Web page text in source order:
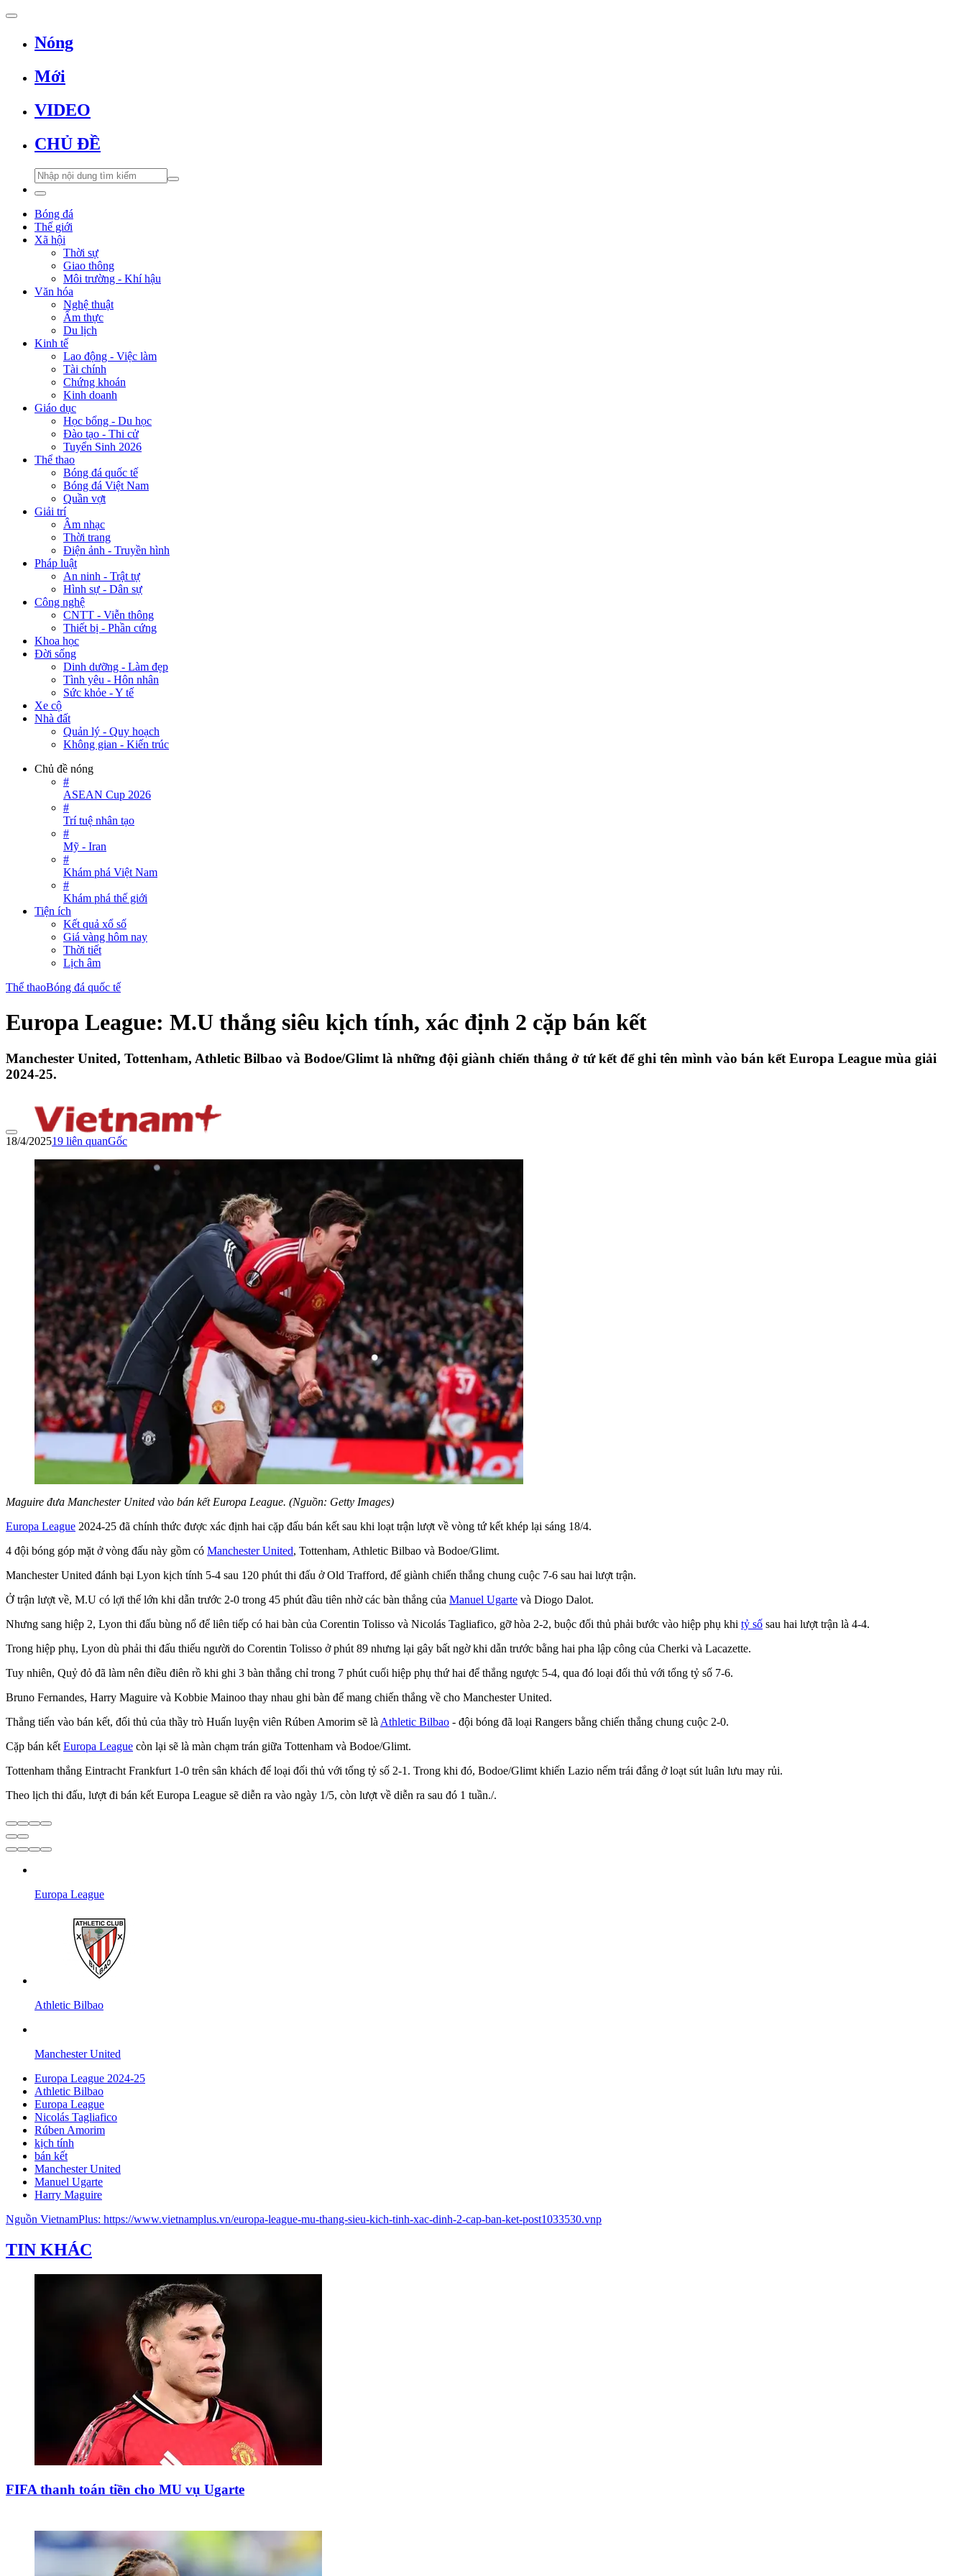
Nóng
Mới
VIDEO
CHỦ ĐỀ
Bóng đá
Thế giới
Xã hội
Thời sự
Giao thông
Môi trường - Khí hậu
Văn hóa
Nghệ thuật
Ẩm thực
Du lịch
Kinh tế
Lao động - Việc làm
Tài chính
Chứng khoán
Kinh doanh
Giáo dục
Học bổng - Du học
Đào tạo - Thi cử
Tuyển Sinh 2026
Thể thao
Bóng đá quốc tế
Bóng đá Việt Nam
Quần vợt
Giải trí
Âm nhạc
Thời trang
Điện ảnh - Truyền hình
Pháp luật
An ninh - Trật tự
Hình sự - Dân sự
Công nghệ
CNTT - Viễn thông
Thiết bị - Phần cứng
Khoa học
Đời sống
Dinh dưỡng - Làm đẹp
Tình yêu - Hôn nhân
Sức khỏe - Y tế
Xe cộ
Nhà đất
Quản lý - Quy hoạch
Không gian - Kiến trúc
Chủ đề nóng
#
ASEAN Cup 2026
#
Trí tuệ nhân tạo
#
Mỹ - Iran
#
Khám phá Việt Nam
#
Khám phá thế giới
Tiện ích
Kết quả xổ số
Giá vàng hôm nay
Thời tiết
Lịch âm
Thể thaoBóng đá quốc tế
Europa League: M.U thắng siêu kịch tính, xác định 2 cặp bán kết
Manchester United, Tottenham, Athletic Bilbao và Bodoe/Glimt là những đội giành chiến thắng ở tứ kết để ghi tên mình vào bán kết Europa League mùa giải
2024-25.
18/4/202519 liên quanGốc
Maguire đưa Manchester United vào bán kết Europa League. (Nguồn: Getty Images)
Europa League 2024-25 đã chính thức được xác định hai cặp đấu bán kết sau khi loạt trận lượt về vòng tứ kết khép lại sáng 18/4.
4 đội bóng góp mặt ở vòng đấu này gồm có Manchester United, Tottenham, Athletic Bilbao và Bodoe/Glimt.
Manchester United đánh bại Lyon kịch tính 5-4 sau 120 phút thi đấu ở Old Trafford, để giành chiến thắng chung cuộc 7-6 sau hai lượt trận.
Ở trận lượt về, M.U có lợi thế lớn khi dẫn trước 2-0 trong 45 phút đầu tiên nhờ các bàn thắng của Manuel Ugarte và Diogo Dalot.
Nhưng sang hiệp 2, Lyon thi đấu bùng nổ để liên tiếp có hai bàn của Corentin Tolisso và Nicolás Tagliafico, gỡ hòa 2-2, buộc đối thủ phải bước vào hiệp phụ khi tỷ số sau hai lượt trận là 4-4.
Trong hiệp phụ, Lyon dù phải thi đấu thiếu người do Corentin Tolisso ở phút 89 nhưng lại gây bất ngờ khi dẫn trước bằng hai pha lập công của Cherki và Lacazette.
Tuy nhiên, Quỷ đỏ đã làm nên điều điên rồ khi ghi 3 bàn thắng chỉ trong 7 phút cuối hiệp phụ thứ hai để thắng ngược 5-4, qua đó loại đối thủ với tổng tỷ số 7-6.
Bruno Fernandes, Harry Maguire và Kobbie Mainoo thay nhau ghi bàn để mang chiến thắng về cho Manchester United.
Thẳng tiến vào bán kết, đối thủ của thầy trò Huấn luyện viên Rúben Amorim sẽ là Athletic Bilbao - đội bóng đã loại Rangers bằng chiến thắng chung cuộc 2-0.
Cặp bán kết Europa League còn lại sẽ là màn chạm trán giữa Tottenham và Bodoe/Glimt.
Tottenham thắng Eintracht Frankfurt 1-0 trên sân khách để loại đối thủ với tổng tỷ số 2-1. Trong khi đó, Bodoe/Glimt khiến Lazio nếm trái đắng ở loạt sút luân lưu may rủi.
Theo lịch thi đấu, lượt đi bán kết Europa League sẽ diễn ra vào ngày 1/5, còn lượt về diễn ra sau đó 1 tuần./.
Europa League
Athletic Bilbao
Manchester United
Europa League 2024-25
Athletic Bilbao
Europa League
Nicolás Tagliafico
Rúben Amorim
kịch tính
bán kết
Manchester United
Manuel Ugarte
Harry Maguire
Nguồn VietnamPlus: https://www.vietnamplus.vn/europa-league-mu-thang-sieu-kich-tinh-xac-dinh-2-cap-ban-ket-post1033530.vnp
TIN KHÁC
FIFA thanh toán tiền cho MU vụ Ugarte